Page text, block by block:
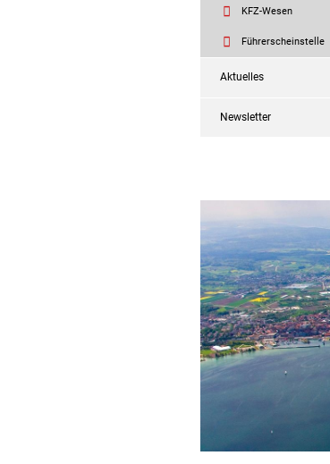
KFZ-Wesen
Führerscheinstelle
Aktuelles
Newsletter